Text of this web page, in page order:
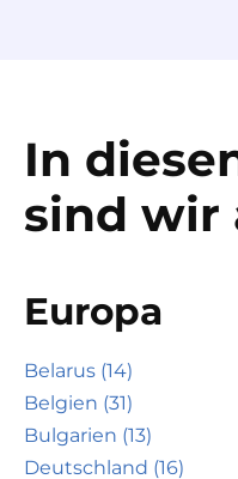
In
sind wir
Europa
Belarus (14)
Belgien (31)
Bulgarien (13)
Deutschland (16)